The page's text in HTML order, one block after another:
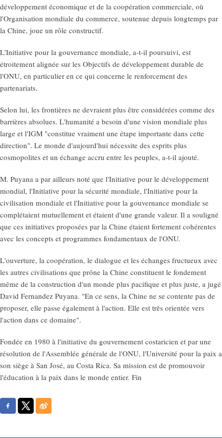
développement économique et de la coopération commerciale, où
l'Organisation mondiale du commerce, soutenue depuis longtemps par
la Chine, joue un rôle constructif.
L'Initiative pour la gouvernance mondiale, a-t-il poursuivi, est
étroitement alignée sur les Objectifs de développement durable de
l'ONU, en particulier en ce qui concerne le renforcement des
partenariats.
Selon lui, les frontières ne devraient plus être considérées comme des
barrières absolues. L'humanité a besoin d'une vision mondiale plus
large et l'IGM "constitue vraiment une étape importante dans cette
direction". Le monde d'aujourd'hui nécessite des esprits plus
cosmopolites et un échange accru entre les peuples, a-t-il ajouté.
M. Puyana a par ailleurs noté que l'Initiative pour le développement
mondial, l'Initiative pour la sécurité mondiale, l'Initiative pour la
civilisation mondiale et l'Initiative pour la gouvernance mondiale se
complétaient mutuellement et étaient d'une grande valeur. Il a souligné
que ces initiatives proposées par la Chine étaient fortement cohérentes
avec les concepts et programmes fondamentaux de l'ONU.
L'ouverture, la coopération, le dialogue et les échanges fructueux avec
les autres civilisations que prône la Chine constituent le fondement
même de la construction d'un monde plus pacifique et plus juste, a jugé
David Fernandez Puyana. "En ce sens, la Chine ne se contente pas de
proposer, elle passe également à l'action. Elle est très orientée vers
l'action dans ce domaine".
Fondée en 1980 à l'initiative du gouvernement costaricien et par une
résolution de l'Assemblée générale de l'ONU, l'Université pour la paix a
son siège à San José, au Costa Rica. Sa mission est de promouvoir
l'éducation à la paix dans le monde entier. Fin